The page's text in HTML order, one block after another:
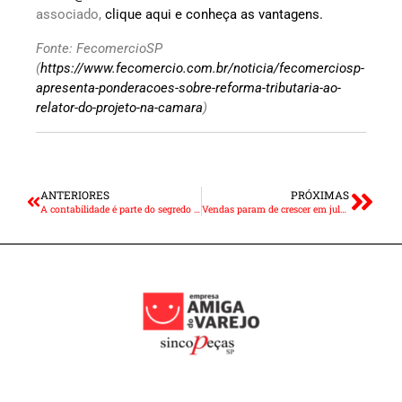
associado, clique aqui e conheça as vantagens.
Fonte: FecomercioSP
(https://www.fecomercio.com.br/noticia/fecomerciosp-
apresenta-ponderacoes-sobre-reforma-tributaria-ao-
relator-do-projeto-na-camara)
ANTERIORES
A contabilidade é parte do segredo das empresas mais ágeis do mercado
PRÓXIMAS
Vendas param de crescer em julho